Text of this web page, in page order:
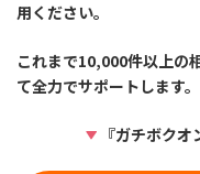
用ください。
これまで10,000件以上の
て全力でサポートします。
『ガチボク